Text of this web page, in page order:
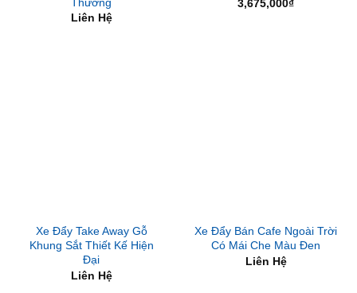
Liên Hệ
3,675,000₫
Xe Đẩy Take Away Gỗ
Khung Sắt Thiết Kế Hiện
Đại
Liên Hệ
Xe Đẩy Bán Cafe Ngoài Trời
Có Mái Che Màu Đen
Liên Hệ